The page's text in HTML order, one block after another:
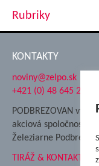
Rubriky
KONTAKTY
noviny@zelpo.sk
+421 (0) 48 645 2711
PODBREZOVAN
akciová spoločnosť
Železiarne
TIRÁŽ & KONTAKT